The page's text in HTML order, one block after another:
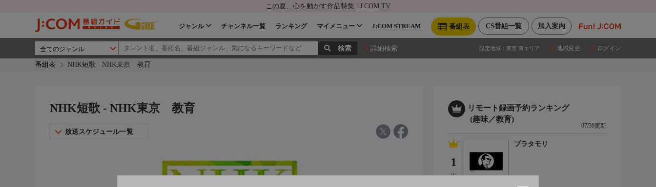
この夏、心を動かす作品特集 | J:COM TV
加入案内
CS番組一覧
番組表
ジャンル チャンネル一覧 ランキング マイメニュー J:COM STREAM
詳細検索 設定地域： 東京 東エリア 地域変更 ログイン
番組表 NHK短歌 - NHK東京 教育
NHK短歌 - NHK東京 教育
放送スケジュール一覧
リモート録画予約ランキング
(趣味／教育)
07/30更新
1
(1)
ブラタモリ